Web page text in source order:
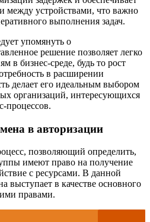
между устройствами, что важно
выполнения задач.
упомянуть о
решение позволяет легко
в бизнес-среде, будь то рост
в расширении
делает его идеальным выбором
организаций, интересующихся
процессов.
в авторизации
позволяющий определить,
имеют право на получение
с ресурсами. В данной
выступает в качестве основного
правами.